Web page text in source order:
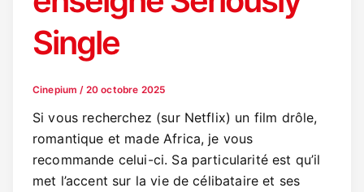
Single
Cinepium / 20 octobre 2025
Si vous recherchez (sur Netflix) un film drôle,
romantique et made Africa, je vous
recommande celui-ci. Sa particularité est qu’il
met l’accent sur la vie de célibataire et ses